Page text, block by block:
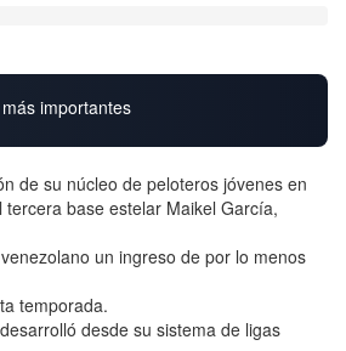
importantes
de su núcleo de peloteros jóvenes en
base estelar Maikel García,
un ingreso de por lo menos
temporada.
desde su sistema de ligas